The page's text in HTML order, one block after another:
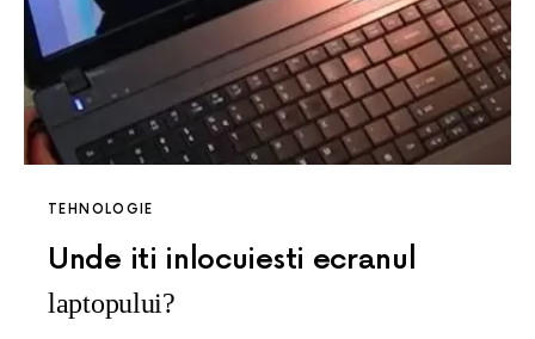
TEHNOLOGIE
Unde iti inlocuiesti ecranul
laptopului?